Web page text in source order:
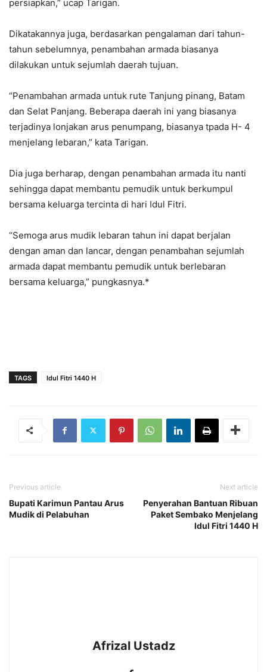
persiapkan,” ucap Tarigan.
Dikatakannya juga, berdasarkan pengalaman dari tahun-
tahun sebelumnya, penambahan armada biasanya
dilakukan untuk sejumlah daerah tujuan.
“Penambahan armada untuk rute Tanjung pinang, Batam
dan Selat Panjang. Beberapa daerah ini yang biasanya
terjadinya lonjakan arus penumpang, biasanya tpada H- 4
menjelang lebaran,” kata Tarigan.
Dia juga berharap, dengan penambahan armada itu nanti
sehingga dapat membantu pemudik untuk berkumpul
bersama keluarga tercinta di hari Idul Fitri.
“Semoga arus mudik lebaran tahun ini dapat berjalan
dengan aman dan lancar, dengan penambahan sejumlah
armada dapat membantu pemudik untuk berlebaran
bersama keluarga,” pungkasnya.*
TAGS Idul Fitri 1440 H
Previous article
Bupati Karimun Pantau Arus
Mudik di Pelabuhan
Next article
Penyerahan Bantuan Ribuan
Paket Sembako Menjelang
Idul Fitri 1440 H
Afrizal Ustadz